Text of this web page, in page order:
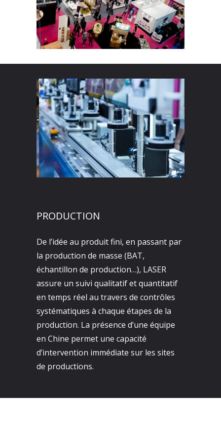
PRODUCTION
De l’idée au produit fini, en passant par
la production de masse (BAT,
échantillon de production…), LASER
assure un suivi qualitatif et quantitatif
en temps réel au travers de contrôles
systématiques à chaque étapes de la
production. La présence d’une équipe
en Chine permet une capacité
d’intervention immédiate sur les sites
de productions.